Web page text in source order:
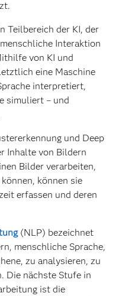
Teilbereich der KI, der
Interaktion
von KI und
eine Maschine
interpretiert,
simuliert – und
und Deep
Inhalte von Bildern
Bilder verarbeiten,
können sie
erfassen und deren
(NLP) bezeichnet
menschliche Sprache,
zu analysieren, zu
Die nächste Stufe in
ist die